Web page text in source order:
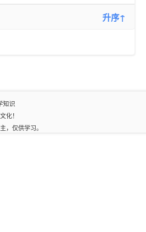
升序↑
知识
化！
，仅供学习。